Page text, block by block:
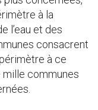
à la
l’eau et des
consacrent
à ce
mille communes